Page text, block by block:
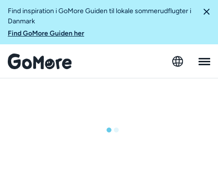
Find inspiration i GoMore Guiden til lokale sommerudflugter i
Danmark
Find GoMore Guiden her